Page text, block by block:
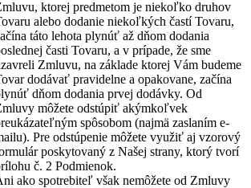
ktorej predmetom je niekoľko druhov
alebo dodanie niekoľkých častí Tovaru,
táto lehota plynúť až dňom dodania
časti Tovaru, a v prípade, že sme
Zmluvu, na základe ktorej Vám budeme
dodávať pravidelne a opakovane, začína
dňom dodania prvej dodávky. Od
môžete odstúpiť akýmkoľvek
spôsobom (najmä zaslaním e-
Pre odstúpenie môžete využiť aj vzorový
poskytovaný z Našej strany, ktorý tvorí
č. 2 Podmienok.
ako spotrebiteľ však nemôžete od Zmluvy